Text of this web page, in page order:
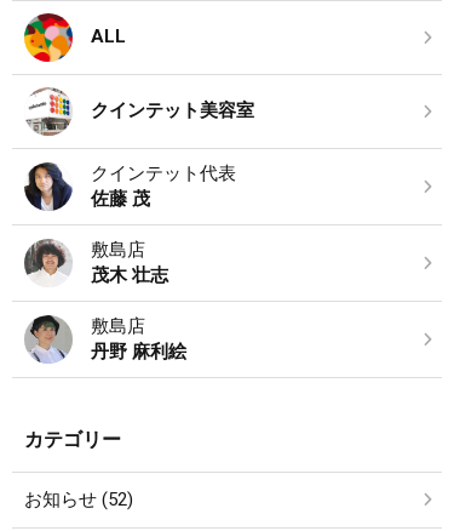
ALL
クインテット美容室
クインテット代表
佐藤 茂
敷島店
茂木 壮志
敷島店
丹野 麻利絵
カテゴリー
お知らせ (52)